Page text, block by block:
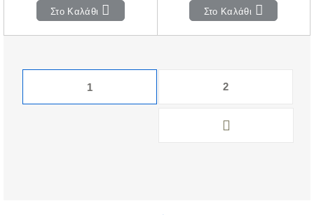
Στο Καλάθι Στο Καλάθι
1 2